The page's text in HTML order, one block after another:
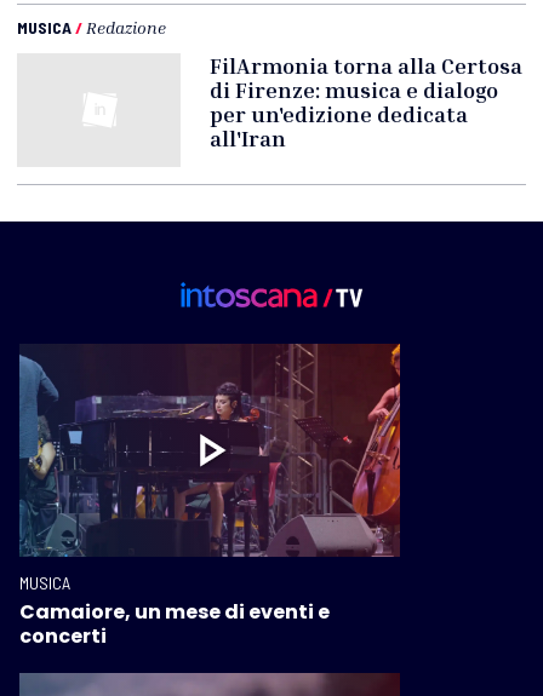
MUSICA/ Redazione
FilArmonia torna alla Certosa
di Firenze: musica e dialogo
per un'edizione dedicata
all'Iran
MUSICA
Camaiore, un mese di eventi e
concerti